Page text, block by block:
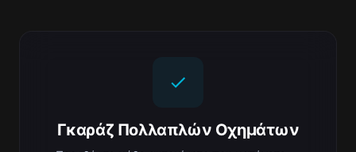
Γκαράζ Πολλαπλών Οχημάτων